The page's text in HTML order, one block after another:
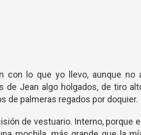
con lo que yo llevo, aunque no
de Jean algo holgados, de tiro
de palmeras regados por doquier.
de vestuario. Interno, porque